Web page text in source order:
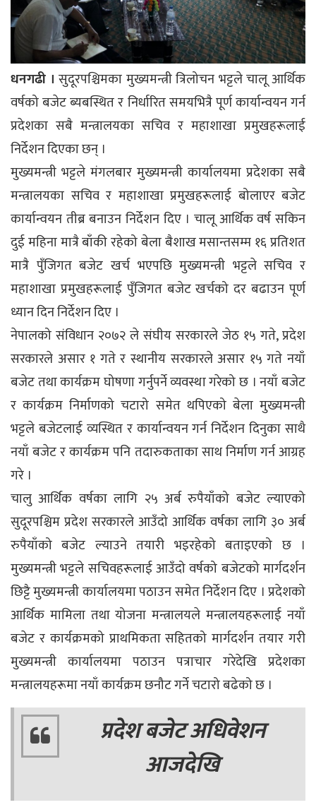
धनगढी । सुदूरपश्चिमका मुख्यमन्त्री त्रिलोचन भट्टले चालू आर्थिक
वर्षको बजेट ब्यबस्थित र निर्धारित समयभित्रै पूर्ण कार्यान्वयन गर्न
प्रदेशका सबै मन्त्रालयका सचिव र महाशाखा प्रमुखहरूलाई
निर्देशन दिएका छन् ।
मुख्यमन्त्री भट्टले मंगलबार मुख्यमन्त्री कार्यालयमा प्रदेशका सबै
मन्त्रालयका सचिव र महाशाखा प्रमुखहरूलाई बोलाएर बजेट
कार्यान्वयन तीब्र बनाउन निर्देशन दिए । चालू आर्थिक वर्ष सकिन
दुई महिना मात्रै बाँकी रहेको बेला बैशाख मसान्तसम्म १६ प्रतिशत
मात्रै पुँजिगत बजेट खर्च भएपछि मुख्यमन्त्री भट्टले सचिव र
महाशाखा प्रमुखहरूलाई पुँजिगत बजेट खर्चको दर बढाउन पूर्ण
ध्यान दिन निर्देशन दिए ।
नेपालको संविधान २०७२ ले संघीय सरकारले जेठ १५ गते, प्रदेश
सरकारले असार १ गते र स्थानीय सरकारले असार १५ गते नयाँ
बजेट तथा कार्यक्रम घोषणा गर्नुपर्ने व्यवस्था गरेको छ । नयाँ बजेट
र कार्यक्रम निर्माणको चटारो समेत थपिएको बेला मुख्यमन्त्री
भट्टले बजेटलाई व्यस्थित र कार्यान्वयन गर्न निर्देशन दिनुका साथै
नयाँ बजेट र कार्यक्रम पनि तदारुकताका साथ निर्माण गर्न आग्रह
गरे ।
चालु आर्थिक वर्षका लागि २५ अर्ब रुपैयाँको बजेट ल्याएको
सुदूरपश्चिम प्रदेश सरकारले आउँदो आर्थिक वर्षका लागि ३० अर्ब
रुपैयाँको बजेट ल्याउने तयारी भइरहेको बताइएको छ ।
मुख्यमन्त्री भट्टले सचिवहरूलाई आउँदो वर्षको बजेटको मार्गदर्शन
छिट्टै मुख्यमन्त्री कार्यालयमा पठाउन समेत निर्देशन दिए । प्रदेशको
आर्थिक मामिला तथा योजना मन्त्रालयले मन्त्रालयहरूलाई नयाँ
बजेट र कार्यक्रमको प्राथमिकता सहितको मार्गदर्शन तयार गरी
मुख्यमन्त्री कार्यालयमा पठाउन पत्राचार गरेदेखि प्रदेशका
मन्त्रालयहरूमा नयाँ कार्यक्रम छनौट गर्ने चटारो बढेको छ ।
प्रदेश बजेट अधिवेशन
आजदेखि